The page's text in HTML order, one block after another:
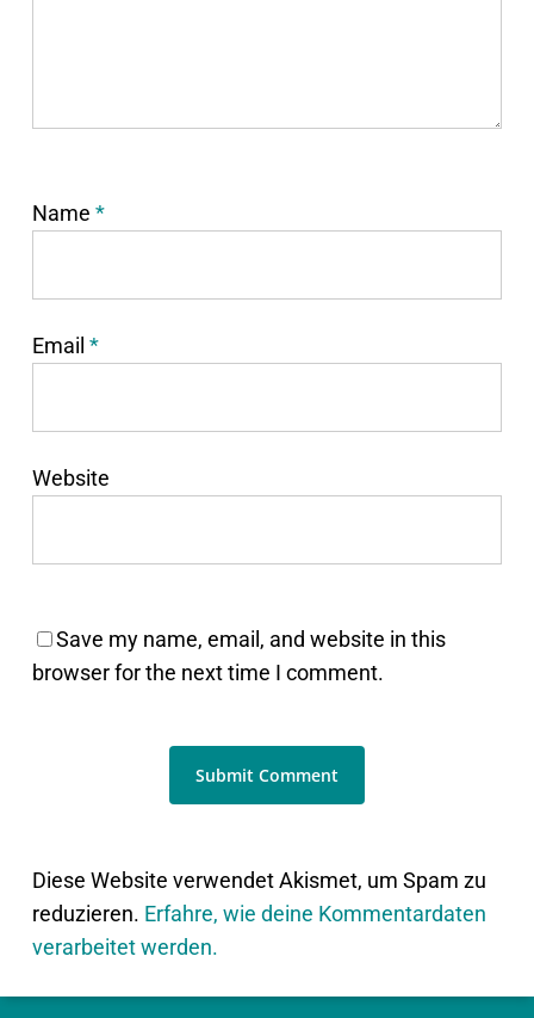
Name *
Email *
Website
Save my name, email, and website in this
browser for the next time I comment.
Diese Website verwendet Akismet, um Spam zu
reduzieren. Erfahre, wie deine Kommentardaten
verarbeitet werden.